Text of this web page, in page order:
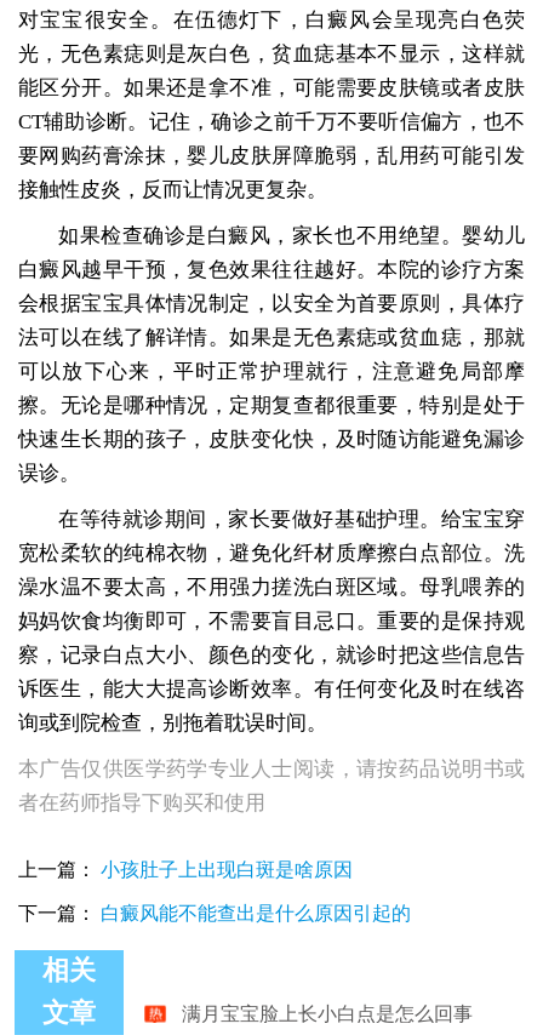
对宝宝很安全。在伍德灯下，白癜风会呈现亮白色荧
光，无色素痣则是灰白色，贫血痣基本不显示，这样就
能区分开。如果还是拿不准，可能需要皮肤镜或者皮肤
CT辅助诊断。记住，确诊之前千万不要听信偏方，也不
要网购药膏涂抹，婴儿皮肤屏障脆弱，乱用药可能引发
接触性皮炎，反而让情况更复杂。
如果检查确诊是白癜风，家长也不用绝望。婴幼儿
白癜风越早干预，复色效果往往越好。本院的诊疗方案
会根据宝宝具体情况制定，以安全为首要原则，具体疗
法可以在线了解详情。如果是无色素痣或贫血痣，那就
可以放下心来，平时正常护理就行，注意避免局部摩
擦。无论是哪种情况，定期复查都很重要，特别是处于
快速生长期的孩子，皮肤变化快，及时随访能避免漏诊
误诊。
在等待就诊期间，家长要做好基础护理。给宝宝穿
宽松柔软的纯棉衣物，避免化纤材质摩擦白点部位。洗
澡水温不要太高，不用强力搓洗白斑区域。母乳喂养的
妈妈饮食均衡即可，不需要盲目忌口。重要的是保持观
察，记录白点大小、颜色的变化，就诊时把这些信息告
诉医生，能大大提高诊断效率。有任何变化及时在线咨
询或到院检查，别拖着耽误时间。
本广告仅供医学药学专业人士阅读，请按药品说明书或
者在药师指导下购买和使用
上一篇： 小孩肚子上出现白斑是啥原因
下一篇： 白癜风能不能查出是什么原因引起的
相关
文章
满月宝宝胳膊长白斑啥原因